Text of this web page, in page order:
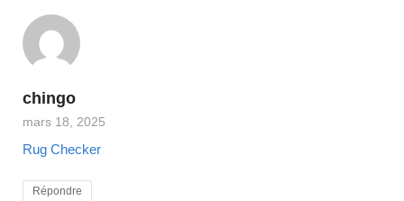
chingo
mars 18, 2025
Rug Checker
Répondre